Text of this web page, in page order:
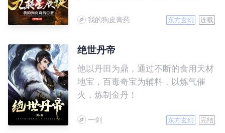
让苏阳大难不死，习斗战圣法，创九
踏上一段血战无敌之路！
我的狗皮膏药 东方玄幻 连载
绝世丹帝
他以丹田为鼎，通过不断的食用天材
地宝，百毒奇宝为辅料，以炼气催
火，炼制金丹！
一剑 东方玄幻 完结